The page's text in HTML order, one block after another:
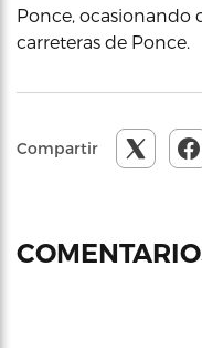
Ponce, ocasionando
carreteras de Ponce.
Compartir